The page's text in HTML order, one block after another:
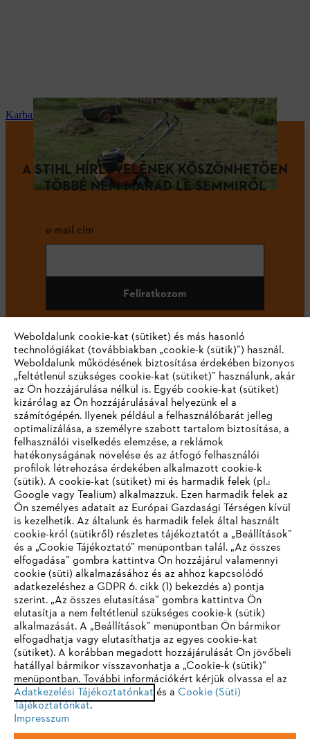
Karbantartás és javítás
A STIHL HÍRLEVELÉNEK KÖSZÖNHETŐEN
TÖBBÉ NEM MARAD LE SEMMIRŐL
e-mail cím
Feliratkozom
#STIHL
Vállalat
STIHL GYIK
Szerviz
Adatvédelem Impresszum Cookie tájékoztató
Jogi információk
IHR BROWSER WIRD NICHT
UNTERSTÜTZT
Sie nutzen einen Browser, den wir noch nicht unterstützen. Für
eine optimale Nutzung unserer Seite empfehlen wir Ihnen, zu
einem der folgenden Browser zu wechseln:
Firefox Chrome
Weboldalunk cookie-kat (sütiket) és más hasonló
technológiákat (továbbiakban „cookie-k (sütik)”) használ.
Weboldalunk működésének biztosítása érdekében bizonyos
„feltétlenül szükséges cookie-kat (sütiket)” használunk, akár
az Ön hozzájárulása nélkül is. Egyéb cookie-kat (sütiket)
kizárólag az Ön hozzájárulásával helyezünk el a
számítógépén. Ilyenek például a felhasználóbarát jelleg
optimalizálása, a személyre szabott tartalom biztosítása, a
felhasználói viselkedés elemzése, a reklámok
hatékonyságának növelése és az átfogó felhasználói
profilok létrehozása érdekében alkalmazott cookie-k
(sütik). A cookie-kat (sütiket) mi és harmadik felek (pl.:
Google vagy Tealium) alkalmazzuk. Ezen harmadik felek az
Ön személyes adatait az Európai Gazdasági Térségen kívül
is kezelhetik. Az általunk és harmadik felek által használt
cookie-król (sütikről) részletes tájékoztatót a „Beállítások”
és a „Cookie Tájékoztató” menüpontban talál. „Az összes
elfogadása” gombra kattintva Ön hozzájárul valamennyi
cookie (süti) alkalmazásához és az ahhoz kapcsolódó
adatkezeléshez a GDPR 6. cikk (1) bekezdés a) pontja
szerint. „Az összes elutasítása” gombra kattintva Ön
elutasítja a nem feltétlenül szükséges cookie-k (sütik)
alkalmazását. A „Beállítások” menüpontban Ön bármikor
elfogadhatja vagy elutasíthatja az egyes cookie-kat
(sütiket). A korábban megadott hozzájárulását Ön jövőbeli
hatállyal bármikor visszavonhatja a „Cookie-k (sütik)”
menüpontban. További információkért kérjük olvassa el az
Adatkezelési Tájékoztatónkat és a Cookie (Süti)
Tájékoztatónkat.
Impresszum